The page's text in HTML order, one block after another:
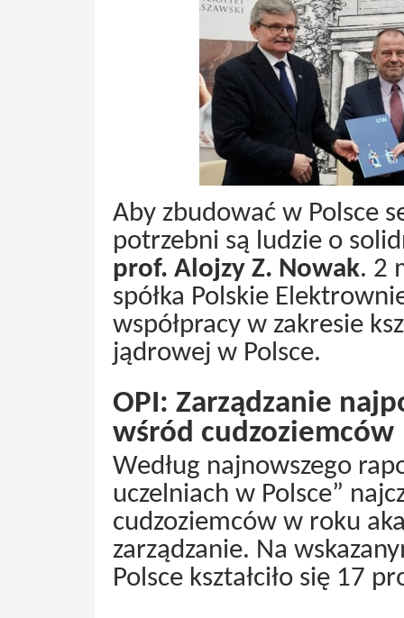
Aby zbudować w Polsce
potrzebni są ludzie o
prof. Alojzy Z. Nowak. 2
spółka Polskie
współpracy w zakresie
jądrowej w Polsce.
OPI: Zarządzanie
wśród cudzoziemców
Według najnowszego
uczelniach w Polsce”
cudzoziemców w roku
zarządzanie. Na
Polsce kształciło się 17